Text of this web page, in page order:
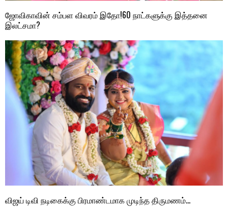
ஜோவிகாவின் சம்பள விவரம் இதோ!60 நாட்களுக்கு இத்தனை
இலட்சமா?
விஜய் டிவி நடிகைக்கு பிரமாண்டமாக முடிந்த திருமணம்…